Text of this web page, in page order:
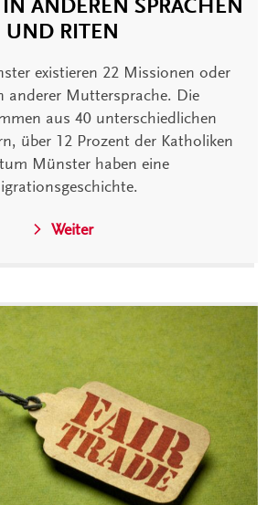
IN ANDEREN SPRACHEN
UND RITEN
existieren 22 Missionen oder
anderer Muttersprache. Die
aus 40 unterschiedlichen
über 12 Prozent der Katholiken
Münster haben eine
Weiter